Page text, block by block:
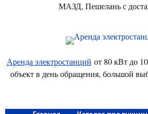
МАЗД, Пешелань с
Аренда электростанций от 80 кВт до
объект в день обращения, большой